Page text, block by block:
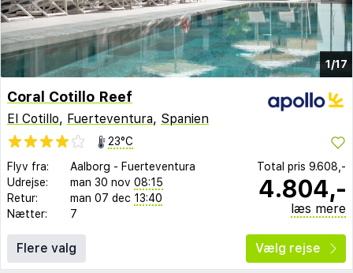
1/17
Coral Cotillo Reef
El Cotillo, Fuerteventura, Spanien
23°C
Flyv fra:
Aalborg - Fuerteventura
Udrejse:
man 30 nov 08:15
Retur:
man 07 dec 13:40
Nætter:
7
Total pris 9.608,-
4.804,-
læs mere
Flere valg Vælg rejse